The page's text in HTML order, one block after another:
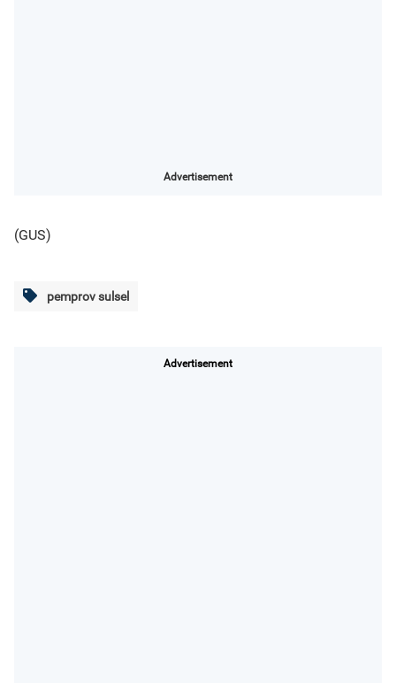
Advertisement
(GUS)
pemprov sulsel
Advertisement